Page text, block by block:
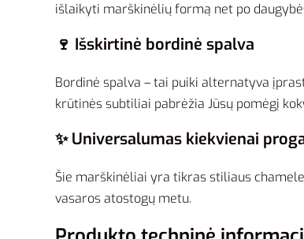
išlaikyti marškinėlių formą net po
🍷 Išskirtinė bordinė spalva
Bordinė spalva – tai puiki alternatyva
krūtinės subtiliai pabrėžia Jūsų pomėgį
✨ Universalumas kiekvienai
Šie marškinėliai yra tikras stiliaus
vasaros atostogų metu.